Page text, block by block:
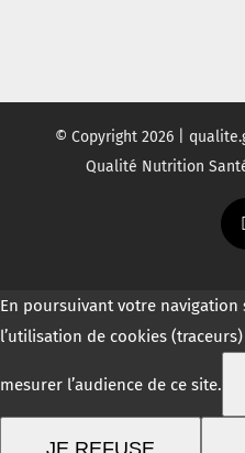
© Copyright 2026 |
Qualité Nutrition
En poursuivant votre navigation
l’utilisation de cookies
mesurer l’audience de ce site.
JE REFUSE